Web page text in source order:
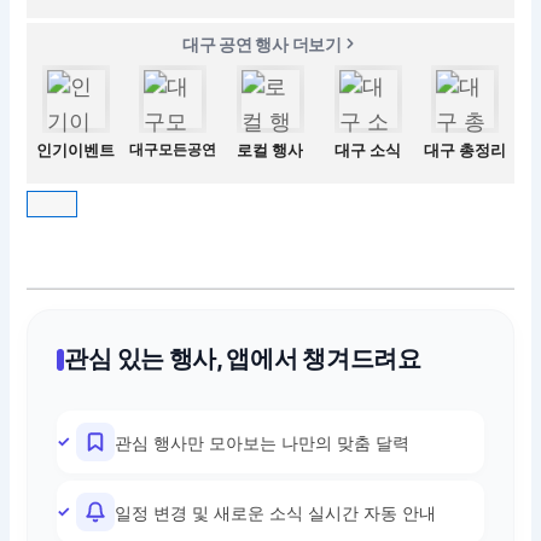
대구 공연 행사 더보기
인기이벤트 대구모든공연 로컬 행사 대구 소식 대구 총정리
관심 있는 행사, 앱에서 챙겨드려요
관심 행사만 모아보는 나만의 맞춤 달력
일정 변경 및 새로운 소식 실시간 자동 안내